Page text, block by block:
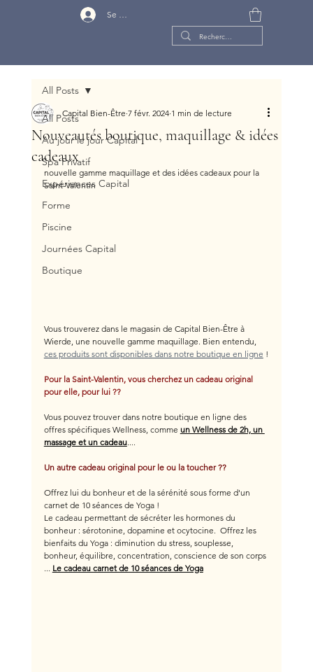
Se connecter
All Posts
Au jour le jour Capital
Spa Privatif
Expériences Capital
Forme
Piscine
Journées Capital
Boutique
All Posts
Nouveautés boutique, maquillage & idées
cadeaux
Capital Bien-Être 7 févr. 2024 1 min de lecture
nouvelle gamme maquillage et des idées cadeaux pour la
Saint-Valentin
Vous trouverez dans le magasin de Capital Bien-Être à
Wierde, une nouvelle gamme maquillage. Bien entendu,
ces produits sont disponibles dans notre boutique en ligne !
Pour la Saint-Valentin, vous cherchez un cadeau original
pour elle, pour lui ??
Vous pouvez trouver dans notre boutique en ligne des
offres spécifiques Wellness, comme un Wellness de 2h, un
massage et un cadeau....
Un autre cadeau original pour le ou la toucher ??
Offrez lui du bonheur et de la sérénité sous forme d'un
carnet de 10 séances de Yoga !
Le cadeau permettant de sécréter les hormones du
bonheur : sérotonine, dopamine et ocytocine.  Offrez les
bienfaits du Yoga : diminution du stress, souplesse,
bonheur, équilibre, concentration, conscience de son corps
... Le cadeau carnet de 10 séances de Yoga